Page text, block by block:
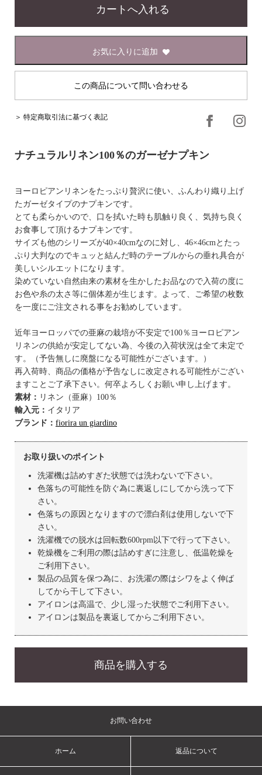
お気に入りに追加
この商品について問い合わせる
＞ 特定商取引法に基づく表記
ナチュラルリネン100％のガーゼナプキン
ヨーロピアンリネンをたっぷり贅沢に使い、ふんわり織り上げ
たガーゼタイプのナプキンです。
とても柔らかいので、口を拭いた時も肌触り良く、気持ち良く
お食事して頂けるナプキンです。
サイズも他のシリーズが40×40cmなのに対し、46×46cmとたっ
ぷり大判なのでキュッと結んだ時のテーブルからの垂れ具合が
美しいシルエットになります。
染めていない自然由来の素材を生かしたお品なので入荷の度に
お色や糸の太さ等に個体差が生じます。よって、ご希望の枚数
を一度にご注文される事をお勧めしています。
近年ヨーロッパでの亜麻の栽培が不安定で100％ヨーロピアン
リネンの供給が安定してない為、今後の入荷状況は全て未定で
す。（予告無しに廃盤になる可能性がございます。）
再入荷時、商品の価格が予告なしに改定される可能性がござい
ますことご了承下さい。何卒よろしくお願い申し上げます。
素材： リネン（亜麻）100％
輸入元： イタリア
ブランド： fiorira un giardino
お取り扱いのポイント
洗濯機は詰めすぎた状態では洗わないで下さい。
色落ちの可能性を防ぐ為に裏返しにしてから洗って下
さい。
色落ちの原因となりますので漂白剤は使用しないで下
さい。
洗濯機での脱水は回転数600rpm以下で行って下さい。
乾燥機をご利用の際は詰めすぎに注意し、低温乾燥を
ご利用下さい。
製品の品質を保つ為に、お洗濯の際はシワをよく伸ば
してから干して下さい。
アイロンは高温で、少し湿った状態でご利用下さい。
アイロンは製品を裏返してからご利用下さい。
商品を購入する
お問い合わせ
ホーム 返品について